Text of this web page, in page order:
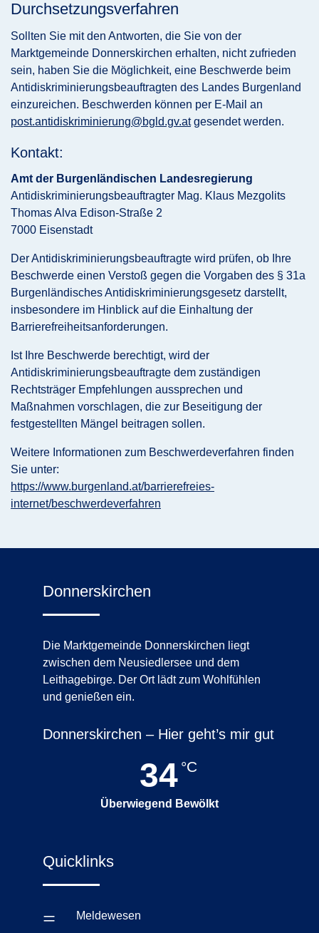
Durchsetzungsverfahren
Sollten Sie mit den Antworten, die Sie von der
Marktgemeinde Donnerskirchen erhalten, nicht zufrieden
sein, haben Sie die Möglichkeit, eine Beschwerde beim
Antidiskriminierungsbeauftragten des Landes Burgenland
einzureichen. Beschwerden können per E-Mail an
post.antidiskriminierung@bgld.gv.atgesendet werden.
Kontakt:
Amt der Burgenländischen Landesregierung
Antidiskriminierungsbeauftragter Mag. Klaus Mezgolits
Thomas Alva Edison-Straße 2
7000 Eisenstadt
Der Antidiskriminierungsbeauftragte wird prüfen, ob Ihre
Beschwerde einen Verstoß gegen die Vorgaben des § 31a
Burgenländisches Antidiskriminierungsgesetz darstellt,
insbesondere im Hinblick auf die Einhaltung der
Barrierefreiheitsanforderungen.
Ist Ihre Beschwerde berechtigt, wird der
Antidiskriminierungsbeauftragte dem zuständigen
Rechtsträger Empfehlungen aussprechen und
Maßnahmen vorschlagen, die zur Beseitigung der
festgestellten Mängel beitragen sollen.
Weitere Informationen zum Beschwerdeverfahren finden
Sie unter:
https://www.burgenland.at/barrierefreies-
internet/beschwerdeverfahren
Donnerskirchen
Die Marktgemeinde Donnerskirchen liegt
zwischen dem Neusiedlersee und dem
Leithagebirge. Der Ort lädt zum Wohlfühlen
und genießen ein.
Donnerskirchen – Hier geht’s mir gut
34 °C
Überwiegend Bewölkt
Quicklinks
= Meldewesen